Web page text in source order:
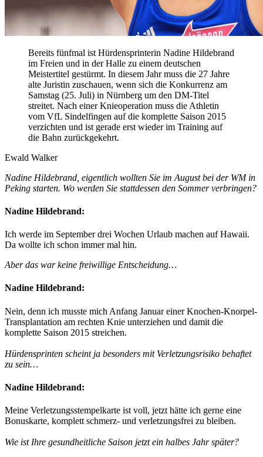
Bereits fünfmal ist Hürdensprinterin Nadine Hildebrand
im Freien und in der Halle zu einem deutschen
Meistertitel gestürmt. In diesem Jahr muss die 27 Jahre
alte Juristin zuschauen, wenn sich die Konkurrenz am
Samstag (25. Juli) in Nürnberg um den DM-Titel
streitet. Nach einer Knieoperation muss die Athletin
vom VfL Sindelfingen auf die komplette Saison 2015
verzichten und ist gerade erst wieder im Training auf
die Bahn zurückgekehrt.
Ewald Walker
Nadine Hildebrand, eigentlich wollten Sie im August bei der WM in
Peking starten. Wo werden Sie stattdessen den Sommer verbringen?
Nadine Hildebrand:
Ich werde im September drei Wochen Urlaub machen auf Hawaii.
Da wollte ich schon immer mal hin.
Aber das war keine freiwillige Entscheidung…
Nadine Hildebrand:
Nein, denn ich musste mich Anfang Januar einer Knochen-Knorpel-
Transplantation am rechten Knie unterziehen und damit die
komplette Saison 2015 streichen.
Hürdensprinten scheint ja besonders mit Verletzungsrisiko behaftet
zu sein…
Nadine Hildebrand:
Meine Verletzungsstempelkarte ist voll, jetzt hätte ich gerne eine
Bonuskarte, komplett schmerz- und verletzungsfrei zu bleiben.
Wie ist Ihre gesundheitliche Saison jetzt ein halbes Jahr später?